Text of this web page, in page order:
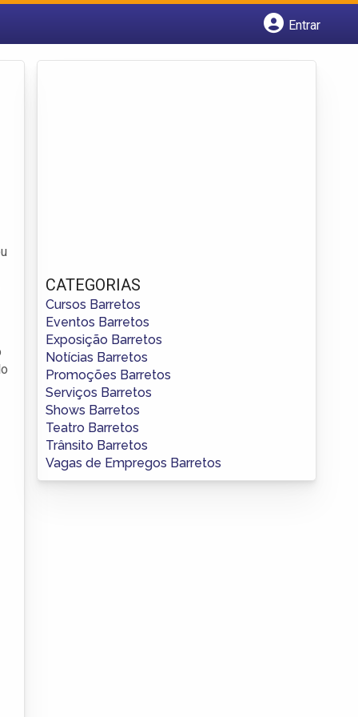
Entrar
CATEGORIAS
Cursos Barretos
Eventos Barretos
Exposição Barretos
Notícias Barretos
Promoções Barretos
Serviços Barretos
Shows Barretos
Teatro Barretos
Trânsito Barretos
Vagas de Empregos Barretos